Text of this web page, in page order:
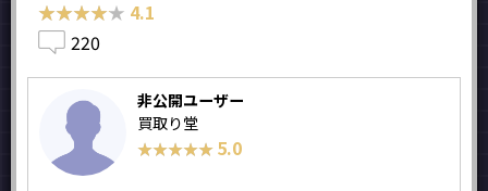
★★★★★
★★★★★ 4.1
220
非公開ユーザー
買取り堂
★★★★★
★★★★★ 5.0